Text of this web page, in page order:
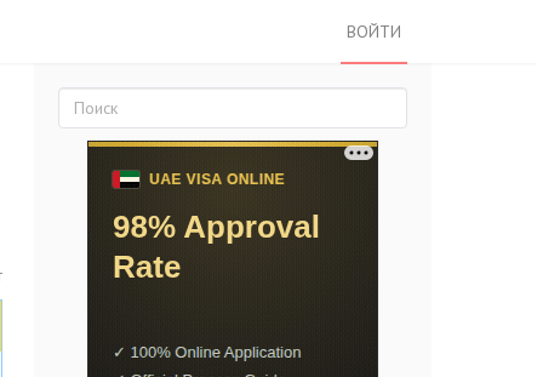
ВОЙТИ